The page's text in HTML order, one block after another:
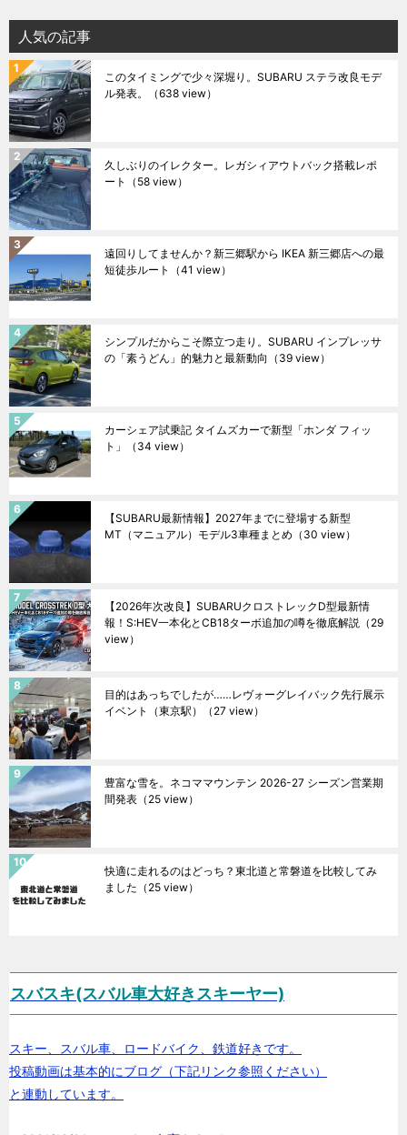
人気の記事
このタイミングで少々深堀り。SUBARU ステラ改良モデ
ル発表。
（638 view）
久しぶりのイレクター。レガシィアウトバック搭載レポ
ート
（58 view）
遠回りしてませんか？新三郷駅から IKEA 新三郷店への最
短徒歩ルート
（41 view）
シンプルだからこそ際立つ走り。SUBARU インプレッサ
の「素うどん」的魅力と最新動向 （39 view）
カーシェア試乗記 タイムズカーで新型「ホンダ フィッ
ト」
（34 view）
【SUBARU最新情報】2027年までに登場する新型
MT（マニュアル）モデル3車種まとめ （30 view）
【2026年次改良】SUBARUクロストレックD型最新情
報！S:HEV一本化とCB18ターボ追加の噂を徹底解説 （29
view）
目的はあっちでしたが……レヴォーグレイバック先行展示
イベント（東京駅）
（27 view）
豊富な雪を。ネコママウンテン 2026-27 シーズン営業期
間発表 （25 view）
快適に走れるのはどっち？東北道と常磐道を比較してみ
ました （25 view）
スバスキ(スバル車大好きスキーヤー)
スキー、スバル車、ロードバイク、鉄道好きです。
投稿動画は基本的にブログ（下記リンク参照ください）
と連動しています。